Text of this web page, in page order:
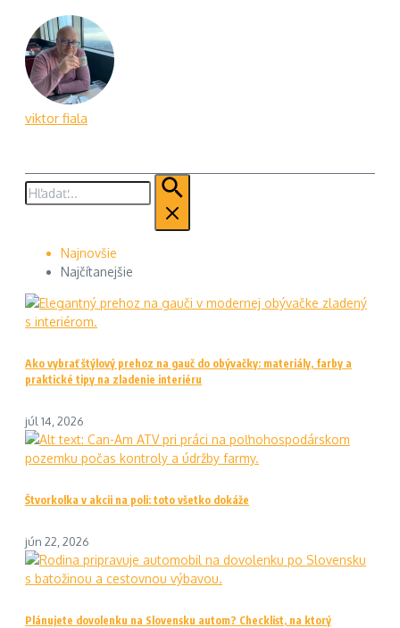
viktor fiala
Hľadať:
Najnovšie
Najčítanejšie
Ako vybrať štýlový prehoz na gauč do obývačky: materiály, farby a
praktické tipy na zladenie interiéru
júl 14, 2026
Štvorkolka v akcii na poli: toto všetko dokáže
jún 22, 2026
Plánujete dovolenku na Slovensku autom? Checklist, na ktorý